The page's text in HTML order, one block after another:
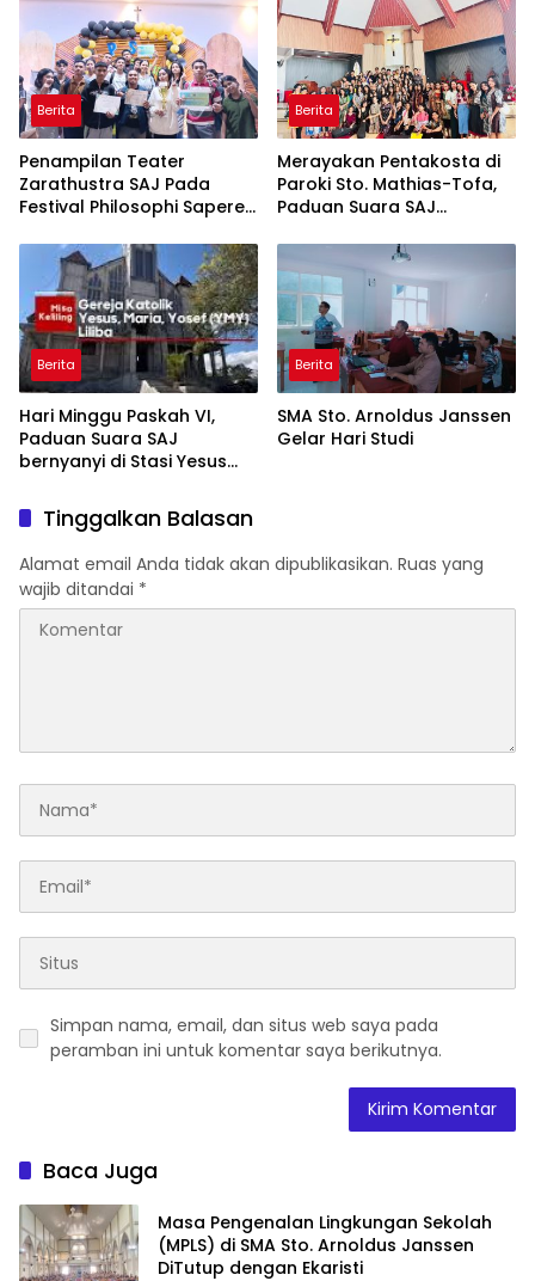
Berita
Penampilan Teater
Zarathustra SAJ Pada
Festival Philosophi Sapere
Berita
Merayakan Pentakosta di
Paroki Sto. Mathias-Tofa,
Paduan Suara SAJ
Berita
Hari Minggu Paskah VI,
Paduan Suara SAJ
bernyanyi di Stasi Yesus
Berita
SMA Sto. Arnoldus Janssen
Gelar Hari Studi
Tinggalkan Balasan
Alamat email Anda tidak akan dipublikasikan. Ruas yang
wajib ditandai *
Simpan nama, email, dan situs web saya pada
peramban ini untuk komentar saya berikutnya.
Baca Juga
Masa Pengenalan Lingkungan Sekolah
(MPLS) di SMA Sto. Arnoldus Janssen
DiTutup dengan Ekaristi